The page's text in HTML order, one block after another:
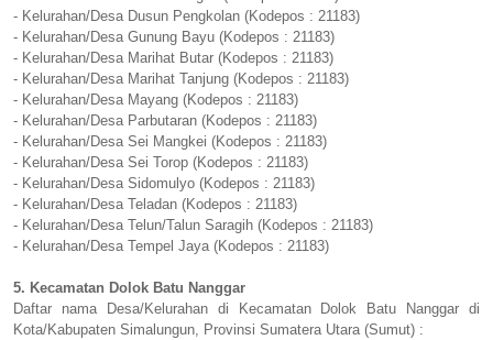
- Kelurahan/Desa Dusun Pengkolan (Kodepos : 21183)
- Kelurahan/Desa Gunung Bayu (Kodepos : 21183)
- Kelurahan/Desa Marihat Butar (Kodepos : 21183)
- Kelurahan/Desa Marihat Tanjung (Kodepos : 21183)
- Kelurahan/Desa Mayang (Kodepos : 21183)
- Kelurahan/Desa Parbutaran (Kodepos : 21183)
- Kelurahan/Desa Sei Mangkei (Kodepos : 21183)
- Kelurahan/Desa Sei Torop (Kodepos : 21183)
- Kelurahan/Desa Sidomulyo (Kodepos : 21183)
- Kelurahan/Desa Teladan (Kodepos : 21183)
- Kelurahan/Desa Telun/Talun Saragih (Kodepos : 21183)
- Kelurahan/Desa Tempel Jaya (Kodepos : 21183)
5. Kecamatan Dolok Batu Nanggar
Daftar nama Desa/Kelurahan di Kecamatan Dolok Batu Nanggar di
Kota/Kabupaten Simalungun, Provinsi Sumatera Utara (Sumut) :